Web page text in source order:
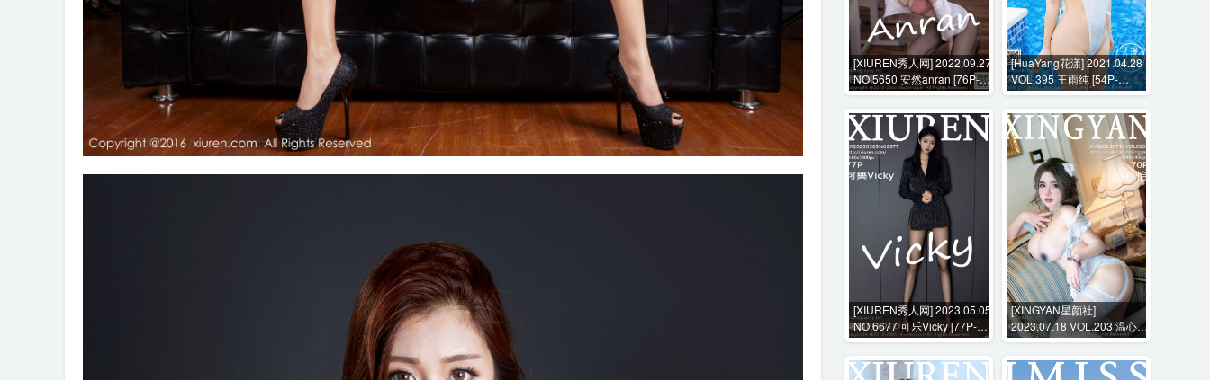
[XIUREN秀人网] 2022.09.27
NO.5650 安然anran [76P-
639MB]
[HuaYang花漾] 2021.04.28
VOL.395 王雨纯 [54P-
694MB]
[XIUREN秀人网] 2023.05.05
NO.6677 可乐Vicky [77P-
672MB]
[XINGYAN星颜社]
2023.07.18 VOL.203 温心怡
[70P-748MB]